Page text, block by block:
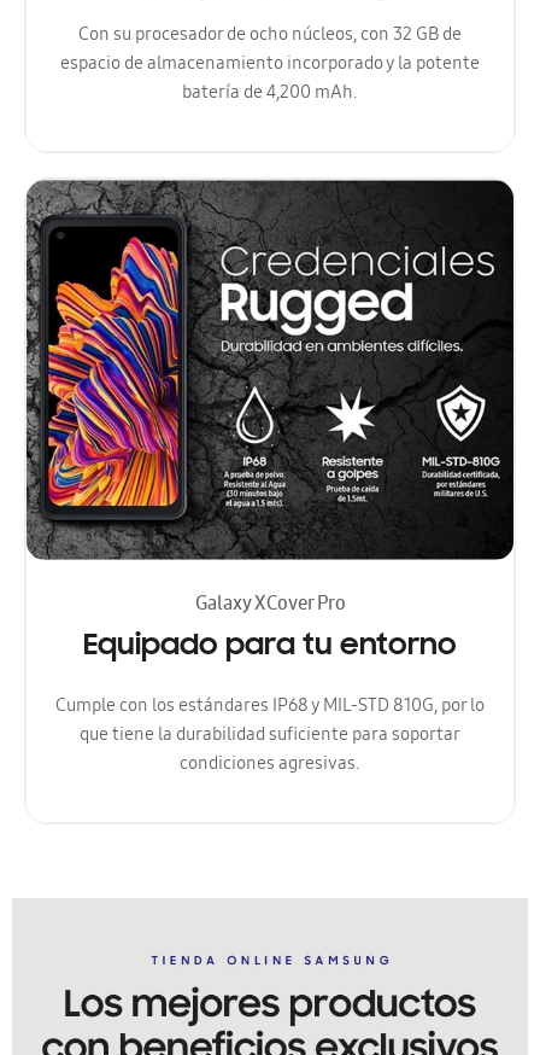
Con su procesador de ocho núcleos, con 32 GB de
espacio de almacenamiento incorporado y la potente
batería de 4,200 mAh.
Galaxy XCover Pro
Equipado para tu entorno
Cumple con los estándares IP68 y MIL-STD 810G, por lo
que tiene la durabilidad suficiente para soportar
condiciones agresivas.